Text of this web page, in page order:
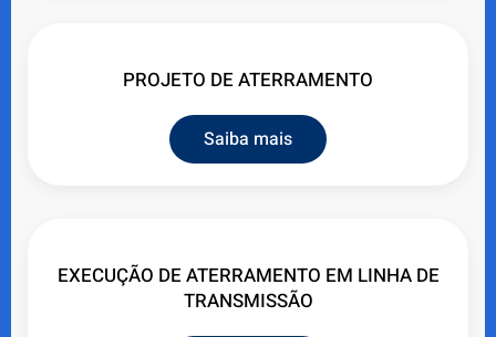
PROJETO DE ATERRAMENTO
Saiba mais
EXECUÇÃO DE ATERRAMENTO EM LINHA DE
TRANSMISSÃO